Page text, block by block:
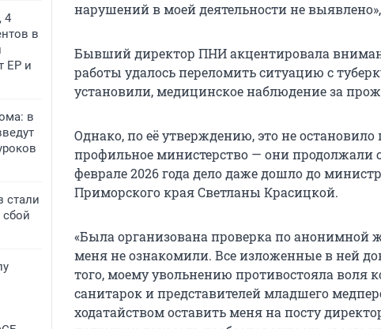
4
в
ЕР и
в
стали
нарушений в моей деятельности не
Бывший директор ПНИ акцентировала
работы удалось переломить ситуацию с
установили, медицинское наблюдение за
Однако, по её утверждению, это не
профильное министерство — они продолжали
феврале 2026 года дело даже дошло до
Приморского края Светланы Красицкой.
«Была организована проверка по анонимной
меня не ознакомили. Все изложенные в ней
того, моему увольнению противостояла воля
санитарок и представителей младшего
ходатайством оставить меня на посту